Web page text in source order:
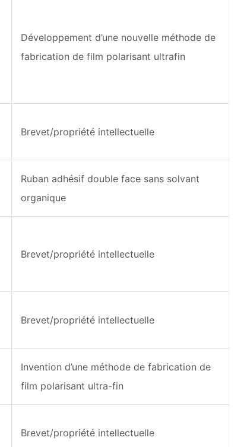
Développement d’une nouvelle méthode de
fabrication de film polarisant ultrafin
Brevet/propriété intellectuelle
Ruban adhésif double face sans solvant
organique
Brevet/propriété intellectuelle
Brevet/propriété intellectuelle
Invention d’une méthode de fabrication de
film polarisant ultra-fin
Brevet/propriété intellectuelle